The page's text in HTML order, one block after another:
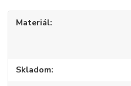
Materiál
Skladom